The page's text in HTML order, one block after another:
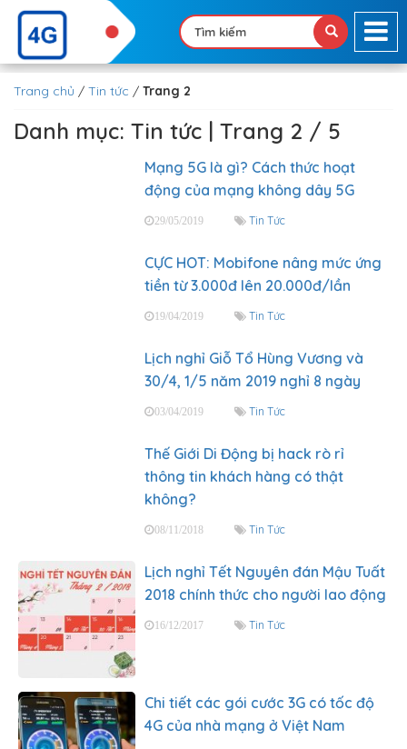
Trang chủ / Tin tức / Trang 2
Danh mục: Tin tức | Trang 2 / 5
Mạng 5G là gì? Cách thức hoạt
động của mạng không dây 5G
29/05/2019 Tin Tức
CỰC HOT: Mobifone nâng mức ứng
tiền từ 3.000đ lên 20.000đ/lần
19/04/2019 Tin Tức
Lịch nghỉ Giỗ Tổ Hùng Vương và
30/4, 1/5 năm 2019 nghỉ 8 ngày
03/04/2019 Tin Tức
Thế Giới Di Động bị hack rò rỉ
thông tin khách hàng có thật
không?
08/11/2018 Tin Tức
Lịch nghỉ Tết Nguyên đán Mậu Tuất
2018 chính thức cho người lao động
16/12/2017 Tin Tức
Chi tiết các gói cước 3G có tốc độ
4G của nhà mạng ở Việt Nam